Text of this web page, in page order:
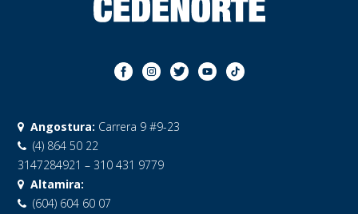
Angostura: Carrera 9 #9-23
(4) 864 50 22
3147284921 – 310 431 9779
Altamira:
(604) 604 60 07